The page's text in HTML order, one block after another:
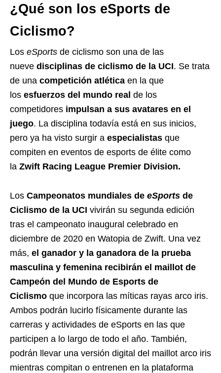
¿Qué son los eSports de
Ciclismo?
Los eSports de ciclismo son una de las
nueve disciplinas de ciclismo de la UCI. Se trata
de una competición atlética en la que
los esfuerzos del mundo real de los
competidores impulsan a sus avatares en el
juego. La disciplina todavía está en sus inicios,
pero ya ha visto surgir a especialistas que
compiten en eventos de esports de élite como
la Zwift Racing League Premier Division.
Los Campeonatos mundiales de eSports de
Ciclismo de la UCI vivirán su segunda edición
tras el campeonato inaugural celebrado en
diciembre de 2020 en Watopia de Zwift. Una vez
más, el ganador y la ganadora de la prueba
masculina y femenina recibirán el maillot de
Campeón del Mundo de Esports de
Ciclismo que incorpora las míticas rayas arco iris.
Ambos podrán lucirlo físicamente durante las
carreras y actividades de eSports en las que
participen a lo largo de todo el año. También,
podrán llevar una versión digital del maillot arco iris
mientras compitan o entrenen en la plataforma